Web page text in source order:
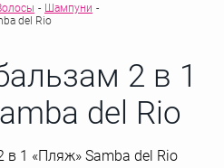
- Шампуни -
del Rio
2 в 1
del Rio
1 «Пляж» Samba del Rio